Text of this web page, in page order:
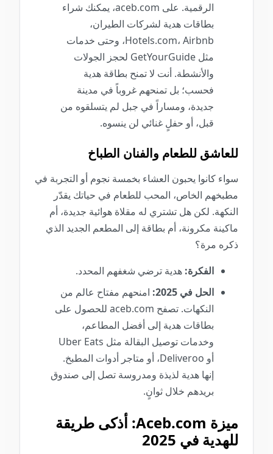
الرقمية. على aceb.com، يمكنك شراء
بطاقات هدية لشركات الطيران،
Hotels.com، Airbnb، وحتى خدمات
مثل GetYourGuide لحجز الجولات
والأنشطة. أنت لا تمنح بطاقة هدية
فحسب؛ بل تمنحهم غروباً في مدينة
جديدة، ومساراً في جبل لم يتسلقوه من
قبل، أو حفلٍ غنائي لن ينسوه.
للعاشق للطعام والفنان الطباخ
سواء كانوا يحبون العشاء بخمسة نجوم أو التجربة في
مطبخهم الخاص، المحب للطعام في حياتك يقدّر
النكهة. لكن هل تشتري له مقلاة هوائية جديدة، أم
ماكينة مكرونة، أم بطاقة إلى المطعم الجديد الذي
ذكره مرة؟
الفكرة:هدية ترضي شغفهم المحدد.
الحل في 2025:
امنحهم مفتاح عالم من
النكهات. تصفح aceb.com للحصول على
بطاقات هدية إلى أفضل المطاعم،
وخدمات توصيل البقالة مثل Uber Eats
أو Deliveroo، أو متاجر أدوات المطبخ.
إنها هدية لذيذة ومدروسة تصل إلى صندوق
بريدهم خلال ثوانٍ.
ميزة Aceb.com: أذكى طريقة
للهدية في 2025